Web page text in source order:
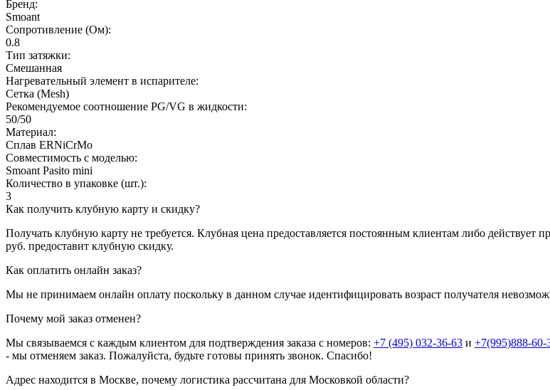
Бренд:
Smoant
Сопротивление (Ом):
0.8
Тип затяжки:
Смешанная
Нагревательный элемент в испарителе:
Сетка (Mesh)
Рекомендуемое соотношение PG/VG в жидкости:
50/50
Материал:
Сплав ERNiCrMo
Совместимость с моделью:
Smoant Pasito mini
Количество в упаковке (шт.):
3
Как получить клубную карту и скидку?
Получать клубную карту не требуется. Клубная цена предоставляется постоянным клиентам либо действует
руб. предоставит клубную скидку.
Как оплатить онлайн заказ?
Мы не принимаем онлайн оплату поскольку в данном случае идентифицировать возраст получателя
Почему мой заказ отменен?
Мы связываемся с каждым клиентом для подтверждения заказа с номеров: +7 (495) 032-36-63 и +7(995)888-60-
- мы отменяем заказ. Пожалуйста, будьте готовы принять звонок. Спасибо!
Адрес находится в Москве, почему логистика рассчитана для Московкой области?